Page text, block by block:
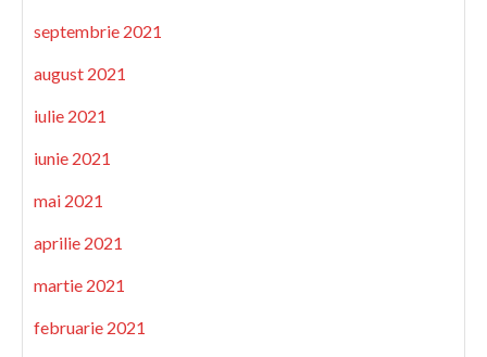
septembrie 2021
august 2021
iulie 2021
iunie 2021
mai 2021
aprilie 2021
martie 2021
februarie 2021